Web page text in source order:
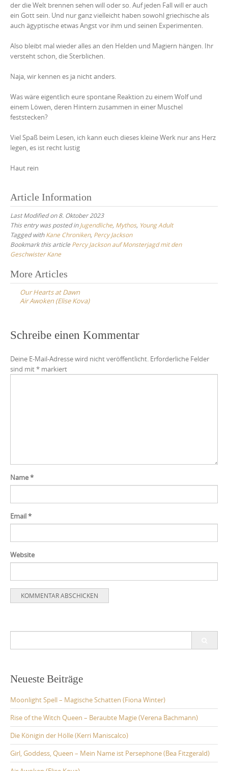
der die Welt brennen sehen will oder so. Auf jeden Fall will er auch
ein Gott sein. Und nur ganz vielleicht haben sowohl griechische als
auch ägyptische etwas Angst vor ihm und seinen Experimenten.
Also bleibt mal wieder alles an den Helden und Magiern hängen. Ihr
versteht schon, die Sterblichen.
Naja, wir kennen es ja nicht anders.
Was wäre eigentlich eure spontane Reaktion zu einem Wolf und
einem Löwen, deren Hintern zusammen in einer Muschel
feststecken?
Viel Spaß beim Lesen, ich kann euch dieses kleine Werk nur ans Herz
legen, es ist recht lustig
Haut rein
Article Information
Last Modified on 8. Oktober 2023
This entry was posted inJugendliche, Mythos, Young Adult
Tagged withKane Chroniken, Percy Jackson
Bookmark this article Percy Jackson auf Monsterjagd mit den
Geschwister Kane
Post
navigation
More Articles
Our Hearts at Dawn
Air Awoken (Elise Kova)
Schreibe einen Kommentar
Deine E-Mail-Adresse wird nicht veröffentlicht. Erforderliche Felder
sind mit* markiert
Name*
Email*
Website
Neueste Beiträge
Moonlight Spell – Magische Schatten (Fiona Winter)
Rise of the Witch Queen – Beraubte Magie (Verena Bachmann)
Die Königin der Hölle (Kerri Maniscalco)
Girl, Goddess, Queen – Mein Name ist Persephone (Bea Fitzgerald)